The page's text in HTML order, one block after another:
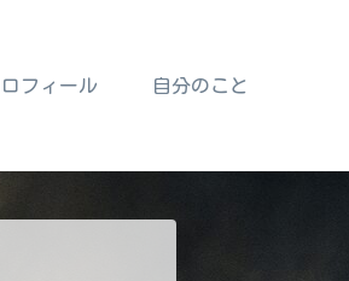
フィール 自分のこと